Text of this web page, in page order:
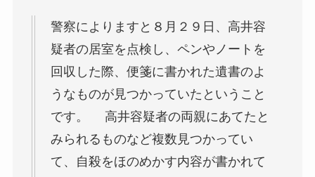
警察によりますと８月２９日、高井容
疑者の居室を点検し、ペンやノートを
回収した際、便箋に書かれた遺書のよ
うなものが見つかっていたということ
です。 高井容疑者の両親にあてたと
みられるものなど複数見つかってい
て、自殺をほのめかす内容が書かれて